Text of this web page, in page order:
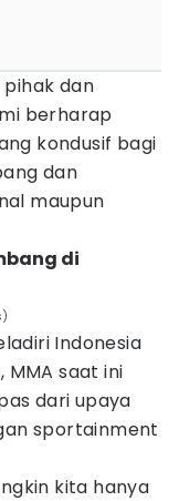
dan
berharap
kondusif bagi
dan
maupun
di
Indonesia
MMA saat ini
dari upaya
sportainment
kita hanya